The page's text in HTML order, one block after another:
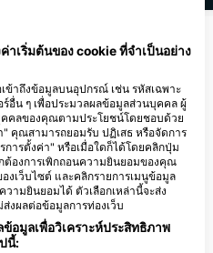
ดดำน้ำแห่งนี้
Extra Divers Fayrouz
Three Corners Fayrouz Plaza
Resort, 00000 3 km South of Port
Ghalib, อียิปต์
าเริ่มต้นของ cookie ที่จำเป็นอย่าง
ข้าถึงข้อมูลบนอุปกรณ์ เช่น รหัสเฉพาะ
อื่น ๆ เพื่อประมวลผลข้อมูลส่วนบุคคล ผู้
คลของคุณตามประโยชน์โดยชอบด้วย
คุณสามารถยอมรับ ปฏิเสธ หรือจัดการ
ารตั้งค่า" หรือเมื่อใดก็ได้โดยคลิกปุ่ม
ต้องการเพิกถอนความยินยอมของคุณ
เว็บไซต์ และคลิกรายการเมนูข้อมูล
ามยินยอมได้ ตัวเลือกเหล่านี้จะส่ง
งผลต่อข้อมูลการท่องเว็บ
อมูลเพื่อวิเคราะห์ประสิทธิภาพ
นี้: